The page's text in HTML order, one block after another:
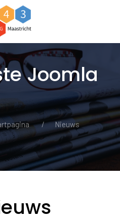
Joomla
Nieuws